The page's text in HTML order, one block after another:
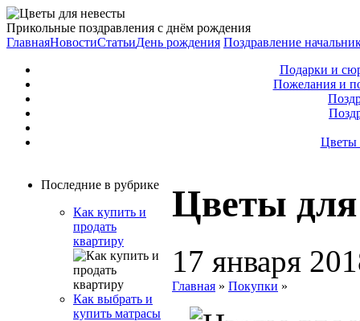
Прикольные поздравления с днём рождения
ГлавнаяНовостиСтатьиДень рождения Поздравление
Подарки и
Пожелания и
Цветы
Последние в рубрике
Как купить и
продать
квартиру
Как выбрать и
купить матрасы
Цветы
17 января
Главная » Покупки »